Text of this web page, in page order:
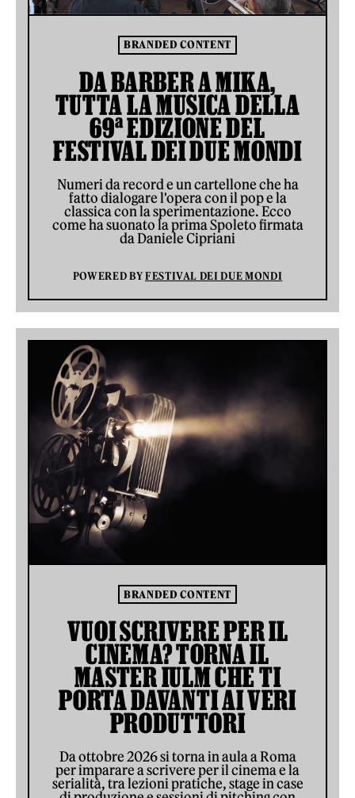
BRANDED CONTENT
DA BARBER A MIKA,
TUTTA LA MUSICA DELLA
69ª EDIZIONE DEL
FESTIVAL DEI DUE MONDI
Numeri da record e un cartellone che ha
fatto dialogare l'opera con il pop e la
classica con la sperimentazione. Ecco
come ha suonato la prima Spoleto firmata
da Daniele Cipriani
POWERED BYFESTIVAL DEI DUE MONDI
BRANDED CONTENT
VUOI SCRIVERE PER IL
CINEMA? TORNA IL
MASTER IULM CHE TI
PORTA DAVANTI AI VERI
PRODUTTORI
Da ottobre 2026 si torna in aula a Roma
per imparare a scrivere per il cinema e la
serialità, tra lezioni pratiche, stage in case